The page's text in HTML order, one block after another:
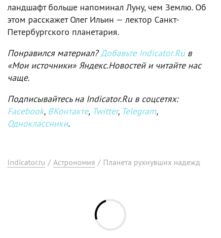
ландшафт больше напоминал Луну, чем Землю. Об
этом расскажет Олег Ильин — лектор Санкт-
Петербургского планетария.
Понравился материал?Добавьте Indicator.Ruв
«Мои источники» Яндекс.Новостей и читайте нас
чаще.
Подписывайтесь на Indicator.Ru в соцсетях:
Facebook, ВКонтакте, Twitter, Telegram,
Одноклассники.
Indicator.ru / Астрономия / Планета рухнувших надежд